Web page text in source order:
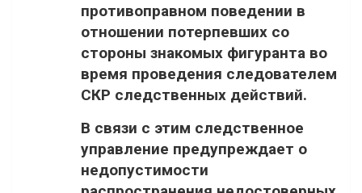
противоправном поведении в
отношении потерпевших со
стороны знакомых фигуранта во
время проведения следователем
СКР следственных действий.
В связи с этим следственное
управление предупреждает о
недопустимости